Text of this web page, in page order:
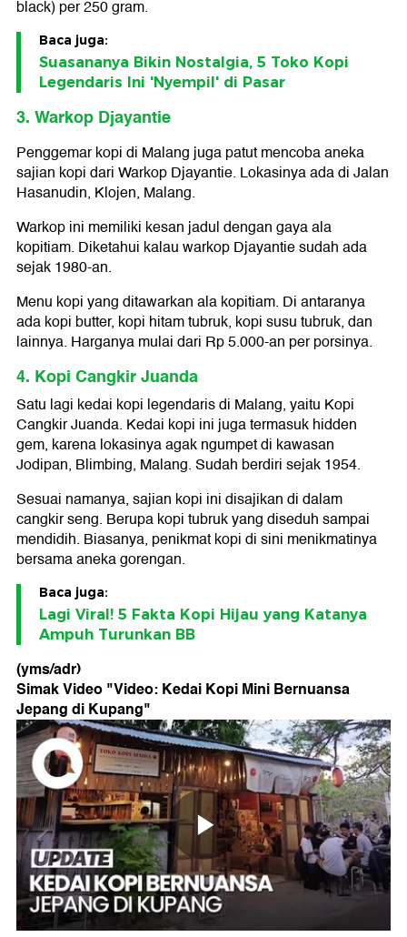
black) per 250 gram.
Baca juga:
Suasananya Bikin Nostalgia, 5 Toko Kopi
Legendaris Ini 'Nyempil' di Pasar
3. Warkop Djayantie
Penggemar kopi di Malang juga patut mencoba aneka
sajian kopi dari Warkop Djayantie. Lokasinya ada di Jalan
Hasanudin, Klojen, Malang.
Warkop ini memiliki kesan jadul dengan gaya ala
kopitiam. Diketahui kalau warkop Djayantie sudah ada
sejak 1980-an.
Menu kopi yang ditawarkan ala kopitiam. Di antaranya
ada kopi butter, kopi hitam tubruk, kopi susu tubruk, dan
lainnya. Harganya mulai dari Rp 5.000-an per porsinya.
4. Kopi Cangkir Juanda
Satu lagi kedai kopi legendaris di Malang, yaitu Kopi
Cangkir Juanda. Kedai kopi ini juga termasuk hidden
gem, karena lokasinya agak ngumpet di kawasan
Jodipan, Blimbing, Malang. Sudah berdiri sejak 1954.
Sesuai namanya, sajian kopi ini disajikan di dalam
cangkir seng. Berupa kopi tubruk yang diseduh sampai
mendidih. Biasanya, penikmat kopi di sini menikmatinya
bersama aneka gorengan.
Baca juga:
Lagi Viral! 5 Fakta Kopi Hijau yang Katanya
Ampuh Turunkan BB
(yms/adr)
Simak Video "Video: Kedai Kopi Mini Bernuansa
Jepang di Kupang"